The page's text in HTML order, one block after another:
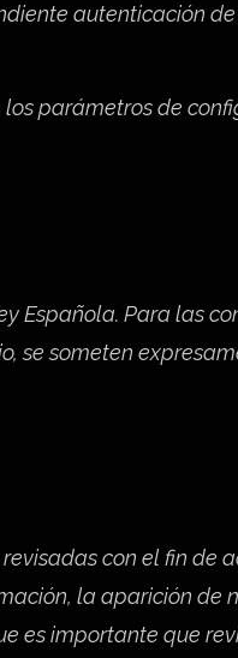
autenticación
parámetros de
Española. Para las
se someten
con el fin
la aparición de
es importante que